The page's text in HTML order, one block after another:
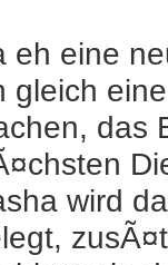
eh eine
gleich
das
wird